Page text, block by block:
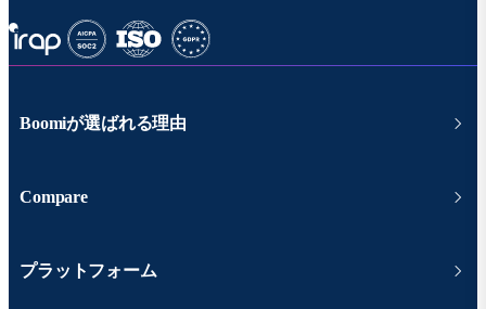
Boomiが選ばれる理由
Compare
プラットフォーム